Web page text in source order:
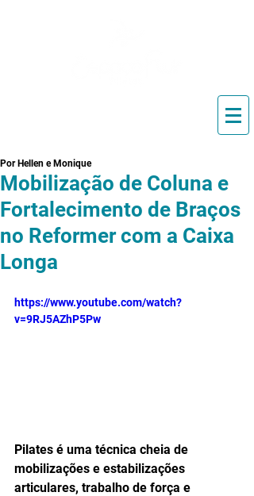
Mobilização de Coluna e
Fortalecimento de Braços
no Reformer com a Caixa
Longa
Por Hellen e Monique
https://www.youtube.com/watch?
v=9RJ5AZhP5Pw
Pilates é uma técnica cheia de
mobilizações e estabilizações
articulares, trabalho de força e